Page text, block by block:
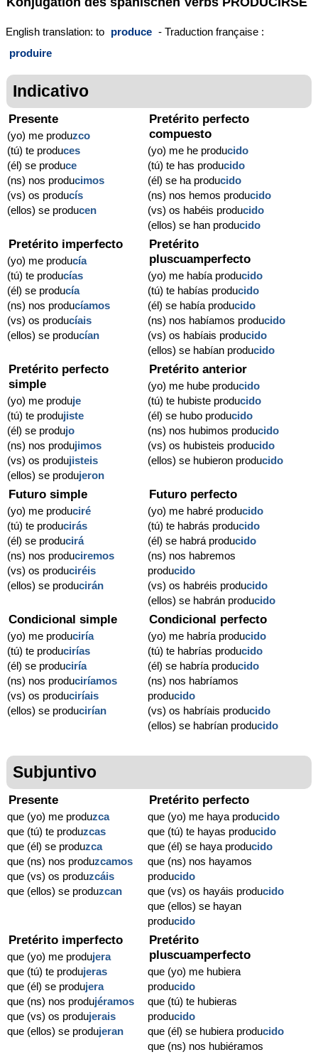
English translation: to produce - Traduction française :
produire
Indicativo
Presente
(yo) me produzco
(tú) te produces
(él) se produce
(ns) nos producimos
(vs) os producís
(ellos) se producen
Pretérito perfecto
compuesto
(yo) me he producido
(tú) te has producido
(él) se ha producido
(ns) nos hemos producido
(vs) os habéis producido
(ellos) se han producido
Pretérito imperfecto
(yo) me producía
(tú) te producías
(él) se producía
(ns) nos producíamos
(vs) os producíais
(ellos) se producían
Pretérito
pluscuamperfecto
(yo) me había producido
(tú) te habías producido
(él) se había producido
(ns) nos habíamos producido
(vs) os habíais producido
(ellos) se habían producido
Pretérito perfecto
simple
(yo) me produje
(tú) te produjiste
(él) se produjo
(ns) nos produjimos
(vs) os produjisteis
(ellos) se produjeron
Pretérito anterior
(yo) me hube producido
(tú) te hubiste producido
(él) se hubo producido
(ns) nos hubimos producido
(vs) os hubisteis producido
(ellos) se hubieron producido
Futuro simple
(yo) me produciré
(tú) te producirás
(él) se producirá
(ns) nos produciremos
(vs) os produciréis
(ellos) se producirán
Futuro perfecto
(yo) me habré producido
(tú) te habrás producido
(él) se habrá producido
(ns) nos habremos
producido
(vs) os habréis producido
(ellos) se habrán producido
Condicional simple
(yo) me produciría
(tú) te producirías
(él) se produciría
(ns) nos produciríamos
(vs) os produciríais
(ellos) se producirían
Condicional perfecto
(yo) me habría producido
(tú) te habrías producido
(él) se habría producido
(ns) nos habríamos
producido
(vs) os habríais producido
(ellos) se habrían producido
Subjuntivo
Presente
que (yo) me produzca
que (tú) te produzcas
que (él) se produzca
que (ns) nos produzcamos
que (vs) os produzcáis
que (ellos) se produzcan
Pretérito perfecto
que (yo) me haya producido
que (tú) te hayas producido
que (él) se haya producido
que (ns) nos hayamos
producido
que (vs) os hayáis producido
que (ellos) se hayan
producido
Pretérito imperfecto
que (yo) me produjera
que (tú) te produjeras
que (él) se produjera
que (ns) nos produjéramos
que (vs) os produjerais
que (ellos) se produjeran
Pretérito
pluscuamperfecto
que (yo) me hubiera
producido
que (tú) te hubieras
producido
que (él) se hubiera producido
que (ns) nos hubiéramos